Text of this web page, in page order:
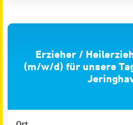
Erzieher /
(m/w/d) für unsere